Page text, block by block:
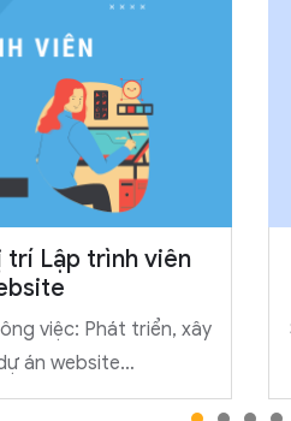
trí Lập trình viên
việc: Phát triển, xây
án website…